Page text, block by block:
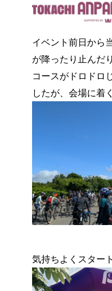
イベント前日から
が降ったり止んだり
コースがドロドロ
したが、会場に着
気持ちよくスター